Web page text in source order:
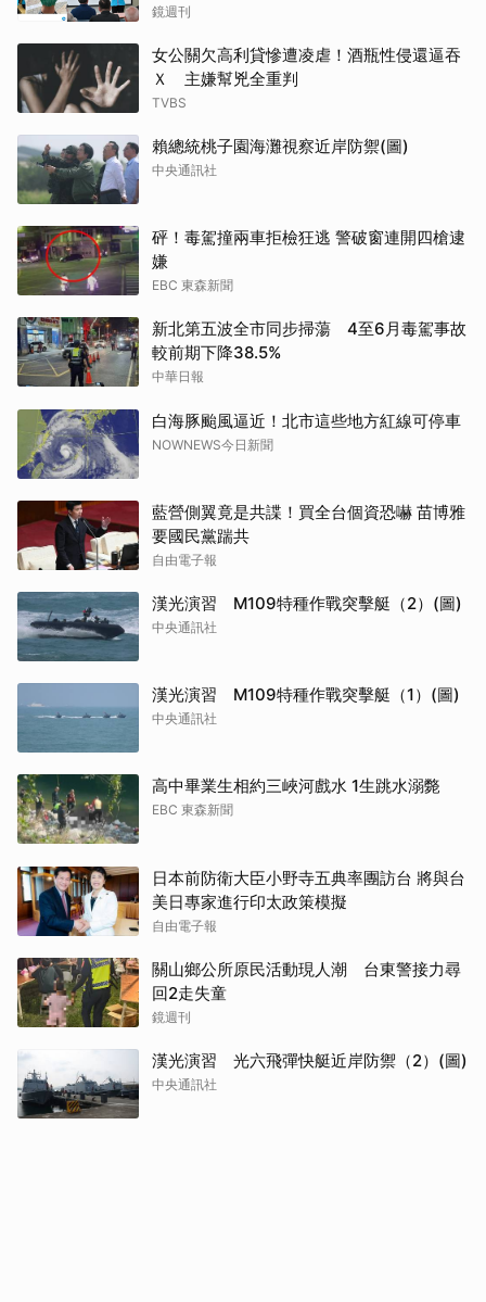
鏡週刊
女公關欠高利貸慘遭凌虐！酒瓶性侵還逼吞
Ｘ 主嫌幫兇全重判
TVBS
賴總統桃子園海灘視察近岸防禦(圖)
中央通訊社
砰！毒駕撞兩車拒檢狂逃 警破窗連開四槍逮
嫌
EBC 東森新聞
新北第五波全市同步掃蕩 4至6月毒駕事故
較前期下降38.5%
中華日報
白海豚颱風逼近！北市這些地方紅線可停車
NOWNEWS今日新聞
藍營側翼竟是共諜！買全台個資恐嚇 苗博雅
要國民黨踹共
自由電子報
漢光演習 M109特種作戰突擊艇（2）(圖)
中央通訊社
漢光演習 M109特種作戰突擊艇（1）(圖)
中央通訊社
高中畢業生相約三峽河戲水 1生跳水溺斃
EBC 東森新聞
日本前防衛大臣小野寺五典率團訪台 將與台
美日專家進行印太政策模擬
自由電子報
關山鄉公所原民活動現人潮 台東警接力尋
回2走失童
鏡週刊
漢光演習 光六飛彈快艇近岸防禦（2）(圖)
中央通訊社